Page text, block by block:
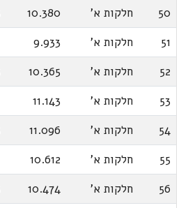
50
חלקות א' 10.380
51
חלקות א' 9.933
52
חלקות א' 10.365
53
חלקות א' 11.143
54
חלקות א' 11.096
55
חלקות א' 10.612
56
חלקות א' 10.474